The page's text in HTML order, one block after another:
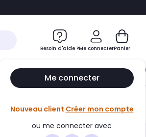
au chatbot
Besoin d'aide ?Me connecter
Me connecter
Nouveau client Créer mon compte
ou me connecter avec
Panier
avec Le Club Infinity
Ajouter au panier